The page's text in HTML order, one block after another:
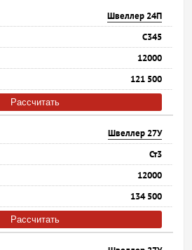
Швеллер 24П
С345
12000
121 500
Рассчитать
Швеллер 27У
Ст3
12000
134 500
Рассчитать